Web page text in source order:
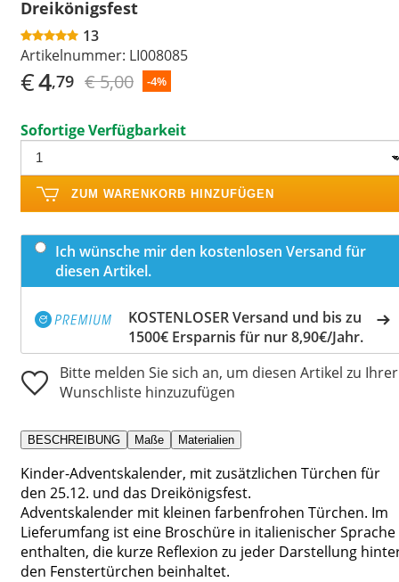
Dreikönigsfest
13
Artikelnummer: LI008085
€4,79 € 5,00 -4%
Sofortige Verfügbarkeit
ZUM WARENKORB HINZUFÜGEN
Ich wünsche mir den kostenlosen Versand für
diesen Artikel.
KOSTENLOSER Versand und bis zu
1500€ Ersparnis für nur 8,90€/Jahr.
Bitte melden Sie sich an, um diesen Artikel zu Ihrer
Wunschliste hinzuzufügen
BESCHREIBUNG Maße Materialien
Kinder-Adventskalender, mit zusätzlichen Türchen für
den 25.12. und das Dreikönigsfest.
Adventskalender mit kleinen farbenfrohen Türchen. Im
Lieferumfang ist eine Broschüre in italienischer Sprache
enthalten, die kurze Reflexion zu jeder Darstellung
den Fenstertürchen beinhaltet.